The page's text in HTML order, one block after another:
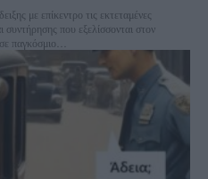
με επίκεντρο τις εκτεταμένες
που εξελίσσονται στον
παγκόσμιο...